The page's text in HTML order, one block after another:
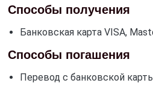
Способы получения
Банковская карта VISA,
Способы погашения
Перевод с банковской